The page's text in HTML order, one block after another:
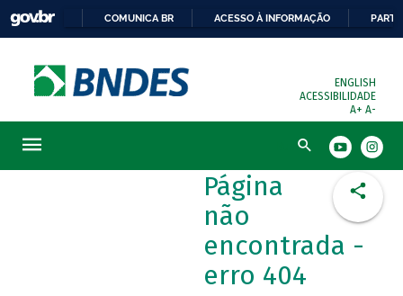
COMUNICA BR ACESSO À INFORMAÇÃO
ENGLISH
ACESSIBILIDADE
A+ A-
Busca
Página
não
encontrada -
erro 404